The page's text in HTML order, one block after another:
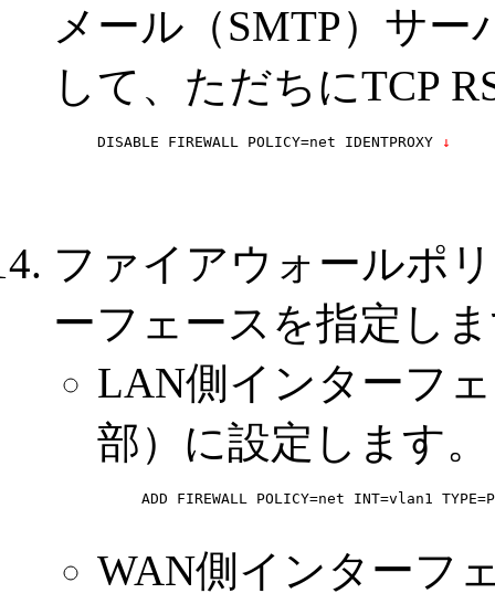
メール（SMTP）サ
して、ただちにTCP
DISABLE FIREWALL POLICY=net IDENTPROXY ↓
ファイアウォールポ
ーフェースを指定し
LAN側インターフ
部）に設定します。
ADD FIREWALL POLICY=net INT=vlan1
WAN側インターフ